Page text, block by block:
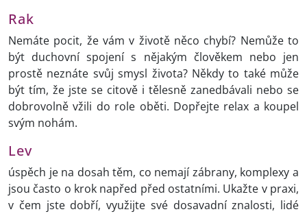
Rak
Nemáte pocit, že vám v životě něco chybí? Nemůže to
být duchovní spojení s nějakým člověkem nebo jen
prostě neznáte svůj smysl života? Někdy to také může
být tím, že jste se citově i tělesně zanedbávali nebo se
dobrovolně vžili do role oběti. Dopřejte relax a koupel
svým nohám.
Lev
úspěch je na dosah těm, co nemají zábrany, komplexy a
jsou často o krok napřed před ostatními. Ukažte v praxi,
v čem jste dobří, využijte své dosavadní znalosti, lidé